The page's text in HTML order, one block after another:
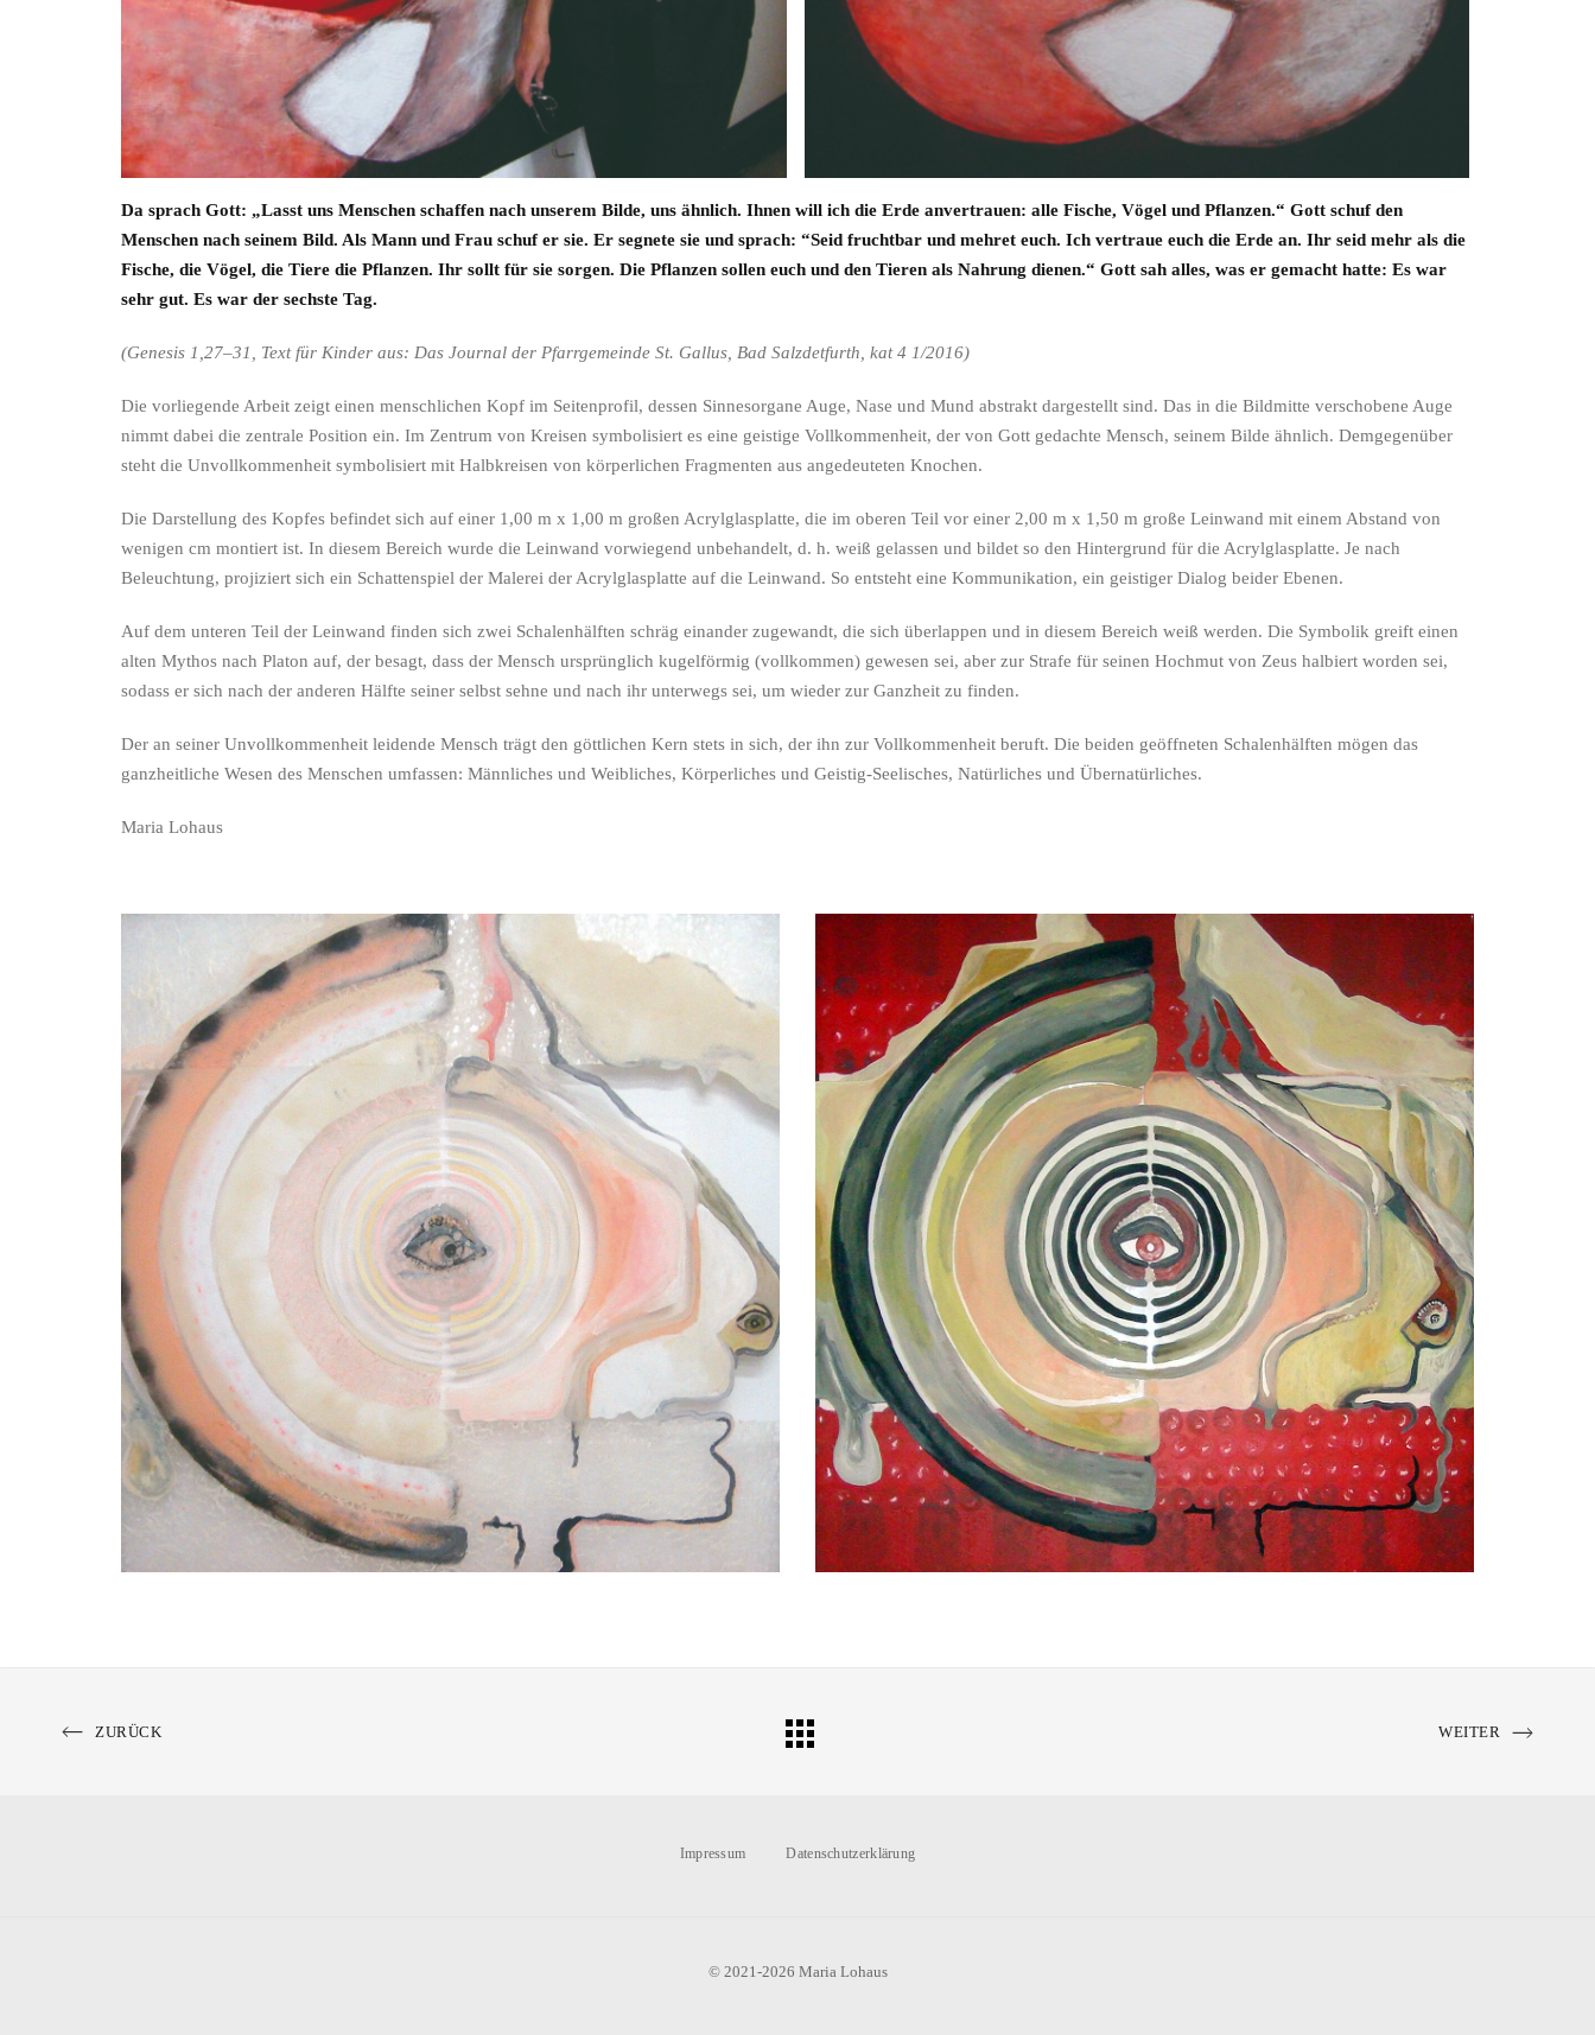
Da sprach Gott: „Lasst uns Menschen schaffen nach unserem Bilde, uns ähnlich. Ihnen will ich die Erde anvertrauen: alle Fische, Vögel und Pflanzen.“ Gott schuf den
Menschen nach seinem Bild. Als Mann und Frau schuf er sie. Er segnete sie und sprach: “Seid fruchtbar und mehret euch. Ich vertraue euch die Erde an. Ihr seid mehr als die
Fische, die Vögel, die Tiere die Pflanzen. Ihr sollt für sie sorgen. Die Pflanzen sollen euch und den Tieren als Nahrung dienen.“ Gott sah alles, was er gemacht hatte: Es war
sehr gut. Es war der sechste Tag.
(Genesis 1,27–31, Text für Kinder aus: Das Journal der Pfarrgemeinde St. Gallus, Bad Salzdetfurth, kat 4 1/2016)
Die vorliegende Arbeit zeigt einen menschlichen Kopf im Seitenprofil, dessen Sinnesorgane Auge, Nase und Mund abstrakt dargestellt sind. Das in die Bildmitte verschobene Auge
nimmt dabei die zentrale Position ein. Im Zentrum von Kreisen symbolisiert es eine geistige Vollkommenheit, der von Gott gedachte Mensch, seinem Bilde ähnlich. Demgegenüber
steht die Unvollkommenheit symbolisiert mit Halbkreisen von körperlichen Fragmenten aus angedeuteten Knochen.
Die Darstellung des Kopfes befindet sich auf einer 1,00 m x 1,00 m großen Acrylglasplatte, die im oberen Teil vor einer 2,00 m x 1,50 m große Leinwand mit einem Abstand von
wenigen cm montiert ist. In diesem Bereich wurde die Leinwand vorwiegend unbehandelt, d. h. weiß gelassen und bildet so den Hintergrund für die Acrylglasplatte. Je nach
Beleuchtung, projiziert sich ein Schattenspiel der Malerei der Acrylglasplatte auf die Leinwand. So entsteht eine Kommunikation, ein geistiger Dialog beider Ebenen.
Auf dem unteren Teil der Leinwand finden sich zwei Schalenhälften schräg einander zugewandt, die sich überlappen und in diesem Bereich weiß werden. Die Symbolik greift einen
alten Mythos nach Platon auf, der besagt, dass der Mensch ursprünglich kugelförmig (vollkommen) gewesen sei, aber zur Strafe für seinen Hochmut von Zeus halbiert worden sei,
sodass er sich nach der anderen Hälfte seiner selbst sehne und nach ihr unterwegs sei, um wieder zur Ganzheit zu finden.
Der an seiner Unvollkommenheit leidende Mensch trägt den göttlichen Kern stets in sich, der ihn zur Vollkommenheit beruft. Die beiden geöffneten Schalenhälften mögen das
ganzheitliche Wesen des Menschen umfassen: Männliches und Weibliches, Körperliches und Geistig-Seelisches, Natürliches und Übernatürliches.
Maria Lohaus
PREVIOUS
ZURÜCK
All
NEXT
WEITER
Impressum Datenschutzerklärung
© 2021-2026 Maria Lohaus